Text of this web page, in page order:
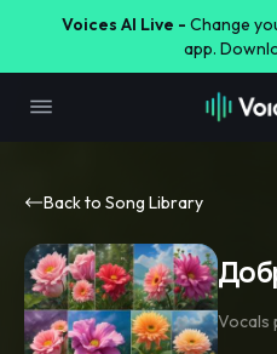
Voices AI Live - Change
app.
Back to Song Library
Vocals